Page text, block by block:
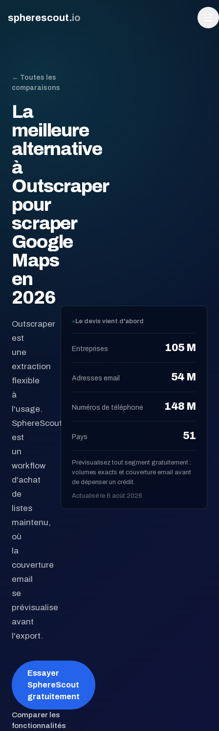
spherescout.io
Connexion
← Toutes les
comparaisons
La
meilleure
alternative
à
Outscraper
pour
scraper
Google
Maps
en
2026
Outscraper
est
une
extraction
flexible
à
l'usage.
SphereScout
est
un
workflow
d'achat
de
listes
maintenu,
où
la
couverture
email
se
prévisualise
avant
l'export.
Essayer
SphereScout
gratuitement
Comparer les
fonctionnalités
Le devis vient d'abord
Entreprises 105 M
Adresses email 54 M
Numéros de téléphone 148 M
Pays 51
Prévisualisez tout segment gratuitement :
volumes exacts et couverture email avant
de dépenser un crédit.
Actualisé le 6 août 2026